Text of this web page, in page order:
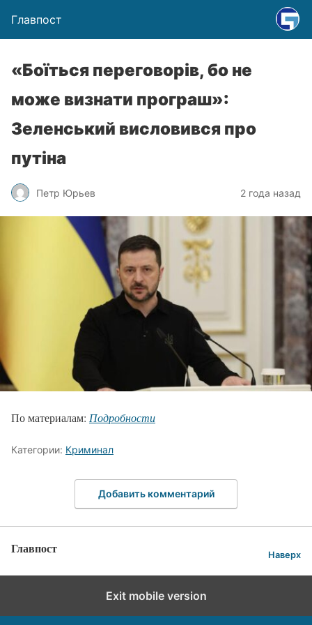
Главпост
«Боїться переговорів, бо не
може визнати програш»:
Зеленський висловився про
путіна
Петр Юрьев 2 года назад
По материалам: Подробности
Категории: Криминал
Добавить комментарий
Главпост Наверх
Exit mobile version